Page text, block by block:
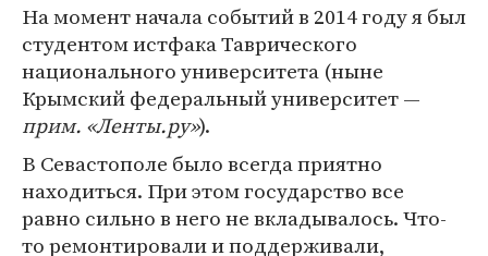
На момент начала событий в 2014 году я был
студентом истфака Таврического
национального университета (ныне
Крымский федеральный университет —
прим. «Ленты.ру»).
В Севастополе было всегда приятно
находиться. При этом государство все
равно сильно в него не вкладывалось. Что-
то ремонтировали и поддерживали,